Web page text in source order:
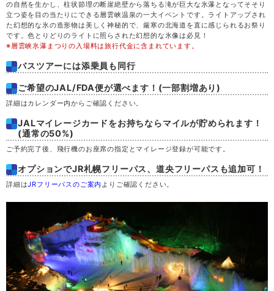
の自然を生かし、柱状節理の断崖絶壁から落ちる滝が巨大な氷瀑となってそそり
立つ姿を目の当たりにできる層雲峡温泉の一大イベントです。ライトアップされ
た幻想的な氷の造形物は美しく神秘的で、厳寒の北海道を直に感じられるお祭り
です。色とりどりのライトに照らされた幻想的な氷像は必見！
※層雲峡氷瀑まつりの入場料は旅行代金に含まれています。
バスツアーには添乗員も同行
ご希望のJAL/FDA便が選べます！(一部割増あり)
詳細はカレンダー内からご確認ください。
JALマイレージカードをお持ちならマイルが貯められます！
(通常の50%)
ご予約完了後、飛行機のお座席の指定とマイレージ登録が可能です。
オプションでJR札幌フリーパス、道央フリーパスも追加可！
詳細はJRフリーパスのご案内 よりご確認ください。